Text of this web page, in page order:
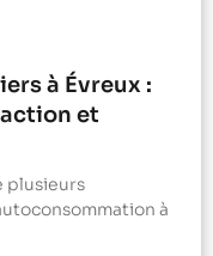
à Évreux :
et
plusieurs
à